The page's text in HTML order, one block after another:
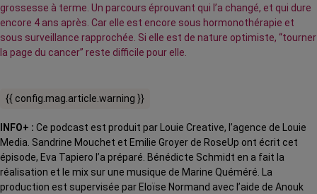
grossesse à terme. Un parcours éprouvant qui l’a changé, et qui dure
encore 4 ans après. Car elle est encore sous hormonothérapie et
sous surveillance rapprochée. Si elle est de nature optimiste, “tourner
la page du cancer” reste difficile pour elle.
{{ config.mag.article.warning }}
INFO+ : Ce podcast est produit par Louie Creative, l’agence de Louie
Media. Sandrine Mouchet et Emilie Groyer de RoseUp ont écrit cet
épisode, Eva Tapiero l’a préparé. Bénédicte Schmidt en a fait la
réalisation et le mix sur une musique de Marine Quéméré. La
production est supervisée par Eloïse Normand avec l’aide de Anouk